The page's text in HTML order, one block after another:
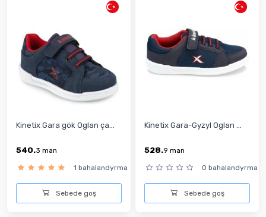
Kinetix Gara gök Oglan ça...
540.3 man
1 bahalandyrma
Sebede goş
Kinetix Gara-Gyzyl Oglan ...
528.9 man
0 bahalandyrma
Sebede goş